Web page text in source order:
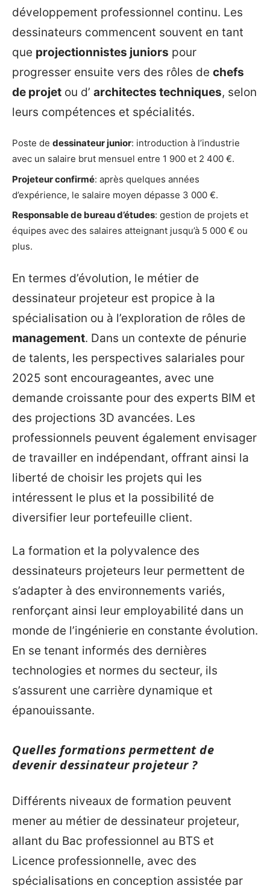
développement professionnel continu. Les
dessinateurs commencent souvent en tant
que projectionnistes juniors pour
progresser ensuite vers des rôles de chefs
de projet ou d’ architectes techniques, selon
leurs compétences et spécialités.
Poste de dessinateur junior: introduction à l’industrie
avec un salaire brut mensuel entre 1 900 et 2 400 €.
Projeteur confirmé: après quelques années
d’expérience, le salaire moyen dépasse 3 000 €.
Responsable de bureau d’études: gestion de projets et
équipes avec des salaires atteignant jusqu’à 5 000 € ou
plus.
En termes d’évolution, le métier de
dessinateur projeteur est propice à la
spécialisation ou à l’exploration de rôles de
management. Dans un contexte de pénurie
de talents, les perspectives salariales pour
2025 sont encourageantes, avec une
demande croissante pour des experts BIM et
des projections 3D avancées. Les
professionnels peuvent également envisager
de travailler en indépendant, offrant ainsi la
liberté de choisir les projets qui les
intéressent le plus et la possibilité de
diversifier leur portefeuille client.
La formation et la polyvalence des
dessinateurs projeteurs leur permettent de
s’adapter à des environnements variés,
renforçant ainsi leur employabilité dans un
monde de l’ingénierie en constante évolution.
En se tenant informés des dernières
technologies et normes du secteur, ils
s’assurent une carrière dynamique et
épanouissante.
Quelles formations permettent de
devenir dessinateur projeteur ?
Différents niveaux de formation peuvent
mener au métier de dessinateur projeteur,
allant du Bac professionnel au BTS et
Licence professionnelle, avec des
spécialisations en conception assistée par